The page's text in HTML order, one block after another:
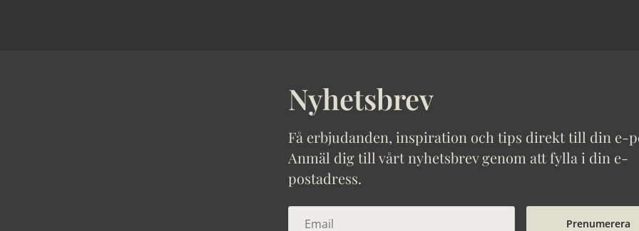
Nyhetsbrev
Få erbjudanden, inspiration och tips direkt till din e-
Anmäl dig till vårt nyhetsbrev genom att fylla i din e-
postadress.
Prenumerera